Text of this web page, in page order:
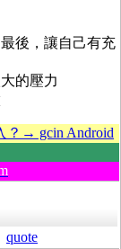
後，讓自己有充
的壓力
？→ gcin Android
quote